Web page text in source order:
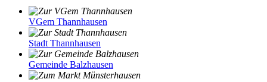
VGem Thannhausen
Stadt Thannhausen
Gemeinde Balzhausen